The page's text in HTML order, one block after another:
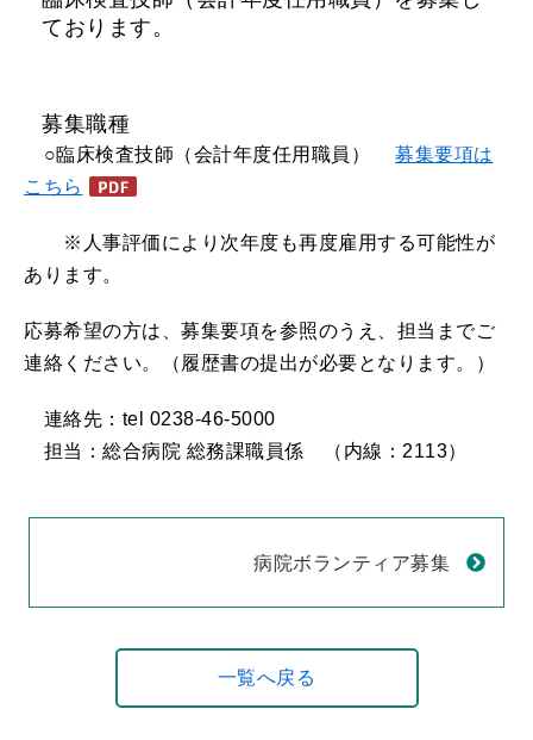
ております。
募集職種
○臨床検査技師（会計年度任用職員） 募集要項は
こちら
※人事評価により次年度も再度雇用する可能性が
あります。
応募希望の方は、募集要項を参照のうえ、担当までご
連絡ください。（履歴書の提出が必要となります。）
連絡先：tel 0238-46-5000
担当：総合病院 総務課職員係 （内線：2113）
病院ボランティア募集
一覧へ戻る